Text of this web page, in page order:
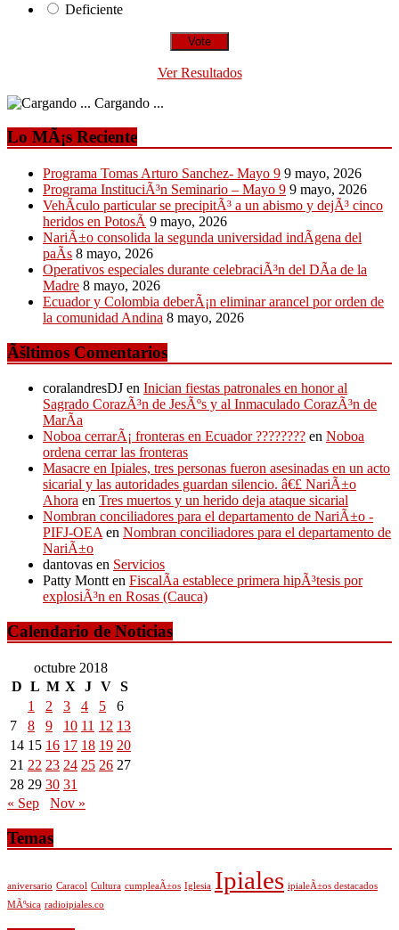
Deficiente
Ver Resultados
Cargando ...
Lo MÃ¡s Reciente
Programa Tomas Arturo Sanchez- Mayo 9 9 mayo, 2026
Programa InstituciÃ³n Seminario – Mayo 9 9 mayo, 2026
VehÃ­culo particular se precipitÃ³ a un abismo y dejÃ³ cinco
heridos en PotosÃ­ 9 mayo, 2026
NariÃ±o consolida la segunda universidad indÃ­gena del
paÃ­s 8 mayo, 2026
Operativos especiales durante celebraciÃ³n del DÃ­a de la
Madre 8 mayo, 2026
Ecuador y Colombia deberÃ¡n eliminar arancel por orden de
la comunidad Andina 8 mayo, 2026
Ãšltimos Comentarios
coralandresDJ en Inician fiestas patronales en honor al
Sagrado CorazÃ³n de JesÃºs y al Inmaculado CorazÃ³n de
MarÃ­a
Noboa cerrarÃ¡ fronteras en Ecuador ???????? en Noboa
ordena cerrar las fronteras
Masacre en Ipiales, tres personas fueron asesinadas en un acto
sicarial y las autoridades guardan silencio. â€£ NariÃ±o
Ahora en Tres muertos y un herido deja ataque sicarial
Nombran conciliadores para el departamento de NariÃ±o -
PIFJ-OEAen Nombran conciliadores para el departamento de
NariÃ±o
dantovas en Servicios
Patty Montten FiscalÃ­a establece primera hipÃ³tesis por
explosiÃ³n en Rosas (Cauca)
Calendario de Noticias
octubre 2018
D L M X J V S
1
2 3 4 5
6
7
8 9 10 11 12 13
14 15 16 17 18 19 20
21 22 23 24 25 26 27
28 29 30 31
« Sep
Nov »
Temas
aniversario Caracol Cultura cumpleaÃ±os Iglesia Ipiales ipialeÃ±os destacados
MÃºsica radioipiales.co